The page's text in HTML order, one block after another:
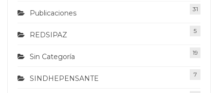
Publicaciones 31
REDSIPAZ 5
Sin Categoría 19
SINDHEPENSANTE 7